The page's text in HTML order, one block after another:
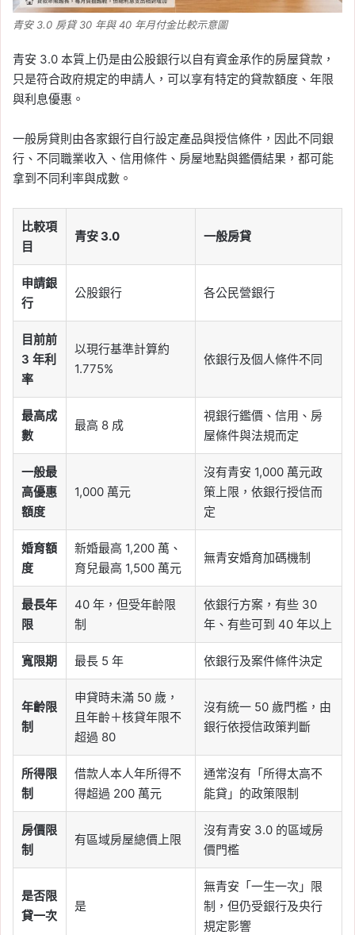
青安 3.0 房貸 30 年與 40 年月付金比較示意圖
青安 3.0 本質上仍是由公股銀行以自有資金承作的房屋貸款，
只是符合政府規定的申請人，可以享有特定的貸款額度、年限
與利息優惠。
一般房貸則由各家銀行自行設定產品與授信條件，因此不同銀
行、不同職業收入、信用條件、房屋地點與鑑價結果，都可能
拿到不同利率與成數。
比較項
目
青安 3.0 一般房貸
申請銀
行
公股銀行 各公民營銀行
目前前
3 年利
率
以現行基準計算約
1.775%
依銀行及個人條件不同
最高成
數
最高 8 成
視銀行鑑價、信用、房
屋條件與法規而定
一般最
高優惠
額度
1,000 萬元
沒有青安 1,000 萬元政
策上限，依銀行授信而
定
婚育額
度
新婚最高 1,200 萬、
育兒最高 1,500 萬元
無青安婚育加碼機制
最長年
限
40 年，但受年齡限
制
依銀行方案，有些 30
年、有些可到 40 年以上
寬限期 最長 5 年 依銀行及案件條件決定
年齡限
制
申貸時未滿 50 歲，
且年齡＋核貸年限不
超過 80
沒有統一 50 歲門檻，由
銀行依授信政策判斷
所得限
制
借款人本人年所得不
得超過 200 萬元
通常沒有「所得太高不
能貸」的政策限制
房價限
制
有區域房屋總價上限
沒有青安 3.0 的區域房
價門檻
是否限
貸一次
是
無青安「一生一次」限
制，但仍受銀行及央行
規定影響